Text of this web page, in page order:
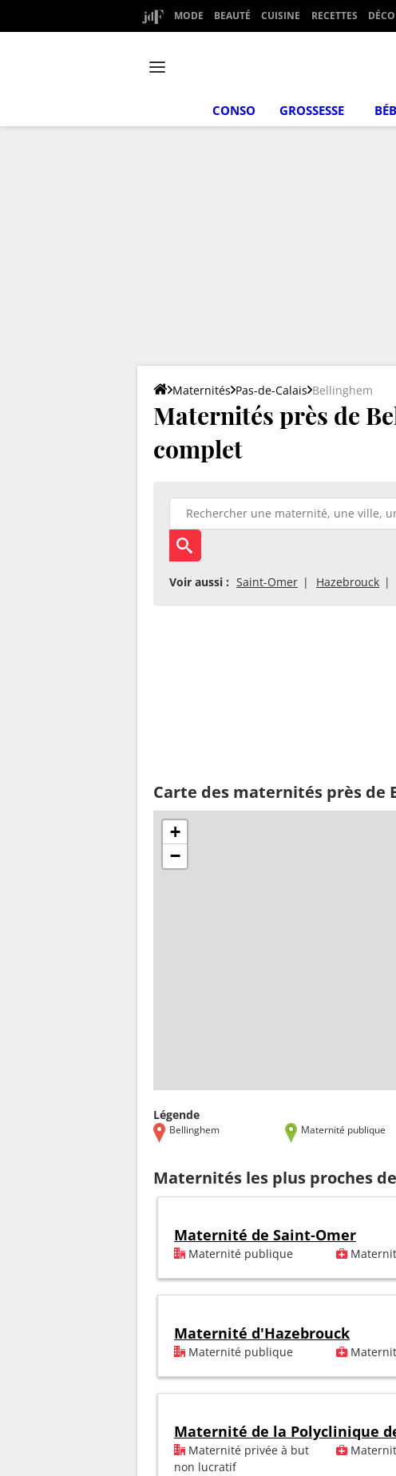
MODE BEAUTÉ CUISINE RECETTES DÉCO
CONSO GROSSESSE
Maternités Pas-de-Calais Bellinghem
Maternités près de
complet
Voir aussi : Saint-Omer Hazebrouck
Carte des maternités près de
+
−
Légende
Bellinghem Maternité publique
Maternités les plus proches
Maternité de Saint-Omer
Maternité publique
Maternité d'Hazebrouck
Maternité publique
Maternité de la Polyclinique
Maternité privée à but
non lucratif